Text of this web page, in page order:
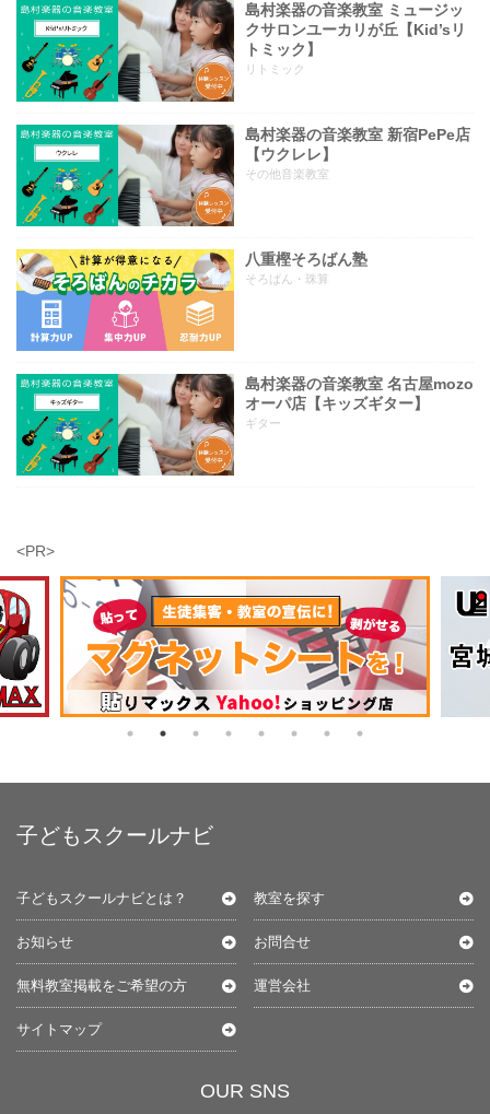
島村楽器の音楽教室 ミュージッ
クサロンユーカリが丘【Kid’sリ
トミック】
リトミック
島村楽器の音楽教室 新宿PePe店
【ウクレレ】
その他音楽教室
八重樫そろばん塾
そろばん・珠算
島村楽器の音楽教室 名古屋mozo
オーパ店【キッズギター】
ギター
<PR>
子どもスクールナビ
子どもスクールナビとは？ 教室を探す
お知らせ お問合せ
無料教室掲載をご希望の方 運営会社
サイトマップ
OUR SNS